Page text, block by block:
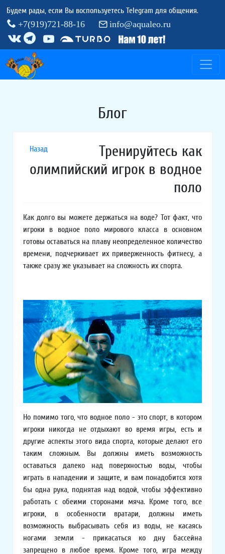
Будем рады, если Вы воспользуетесь Telegram для общения.
+7(919)721-88-16
info@aqualeo.ru
Блог
Назад
Тренируйтесь как
олимпийский игрок в водное
поло
Как долго вы можете держаться на воде? Тот факт, что
игроки в водное поло мирового класса в основном
готовы оставаться на плаву неопределенное количество
времени, подчеркивает их приверженность фитнесу, а
также сразу же указывает на сложность их спорта.
Но помимо того, что водное поло - это спорт, в котором
игроки никогда не отдыхают во время игры, есть и
другие аспекты этого вида спорта, которые делают его
таким сложным. Вы должны иметь возможность
оставаться далеко над поверхностью воды, чтобы
играть в нападении и защите, и вам понадобится хотя
бы одна рука, поднятая над водой, чтобы эффективно
работать с обеими сторонами мяча. Кроме того, все
игроки, в особенности вратари, должны иметь
возможность выбрасывать себя из воды, не касаясь
ногами земли - прикасаться ко дну бассейна
запрещено в любое время. Кроме того, игра между